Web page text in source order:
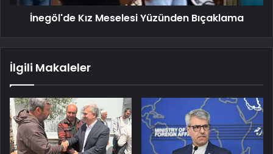
İnegöl'de Kız Meselesi Yüzünden Bıçaklama
İlgili Makaleler